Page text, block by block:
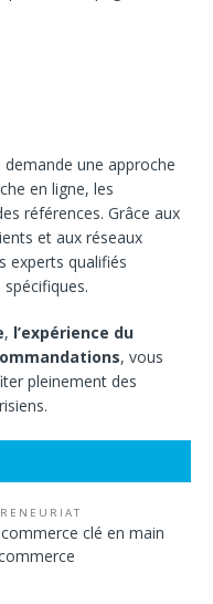
demande une approche
en ligne, les
références. Grâce aux
et aux réseaux
experts qualifiés
, l’expérience du
, vous
pleinement des
clé en main